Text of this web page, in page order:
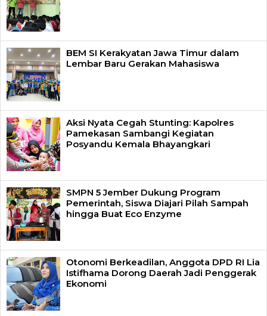
BEM SI Kerakyatan Jawa Timur dalam
Lembar Baru Gerakan Mahasiswa
Aksi Nyata Cegah Stunting: Kapolres
Pamekasan Sambangi Kegiatan
Posyandu Kemala Bhayangkari
SMPN 5 Jember Dukung Program
Pemerintah, Siswa Diajari Pilah Sampah
hingga Buat Eco Enzyme
Otonomi Berkeadilan, Anggota DPD RI Lia
Istifhama Dorong Daerah Jadi Penggerak
Ekonomi